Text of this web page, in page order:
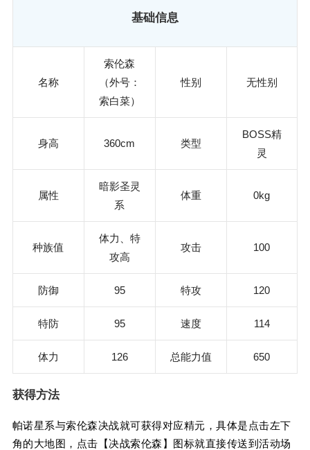
基础信息
名称
索伦森
（外号：
索白菜）
性别 无性别
身高 360cm 类型
BOSS精
灵
属性
暗影圣灵
系
体重 0kg
种族值
体力、特
攻高
攻击 100
防御 95 特攻 120
特防 95 速度 114
体力 126 总能力值 650
获得方法
帕诺星系与索伦森决战就可获得对应精元，具体是点击左下
角的大地图，点击【决战索伦森】图标就直接传送到活动场